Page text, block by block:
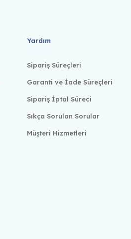
Yardım
Sipariş Süreçleri
Garanti ve İade Süreçleri
Sipariş İptal Süreci
Sıkça Sorulan Sorular
Müşteri Hizmetleri